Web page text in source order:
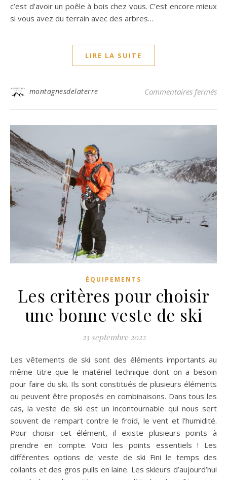
c’est d’avoir un poêle à bois chez vous. C’est encore mieux
si vous avez du terrain avec des arbres…
LIRE LA SUITE
montagnesdelaterre Commentaires fermés
ÉQUIPEMENTS
Les critères pour choisir
une bonne veste de ski
23 septembre 2022
Les vêtements de ski sont des éléments importants au
même titre que le matériel technique dont on a besoin
pour faire du ski. Ils sont constitués de plusieurs éléments
ou peuvent être proposés en combinaisons. Dans tous les
cas, la veste de ski est un incontournable qui nous sert
souvent de rempart contre le froid, le vent et l’humidité.
Pour choisir cet élément, il existe plusieurs points à
prendre en compte. Voici les points essentiels ! Les
différentes options de veste de ski Fini le temps des
collants et des gros pulls en laine. Les skieurs d’aujourd’hui